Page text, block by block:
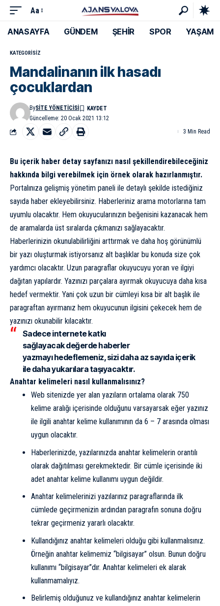
Aa
ANASAYFA GÜNDEM ŞEHİR SPOR YAŞAM
KATEGORISIZ
Mandalinanın ilk hasadı
çocuklardan
Güncelleme: 20 Ocak 2021 13:12
BySITE YÖNETICISI
3 Min Read
Bu içerik haber detay sayfanızı nasıl şekillendirebileceğiniz
hakkında bilgi verebilmek için örnek olarak hazırlanmıştır.
Portalınıza gelişmiş yönetim paneli ile detaylı şekilde istediğiniz
sayıda haber ekleyebilirsiniz. Haberleriniz arama motorlarına tam
uyumlu olacaktır. Hem okuyucularınızın beğenisini kazanacak hem
de aramalarda üst sıralarda çıkmanızı sağlayacaktır.
Haberlerinizin okunulabilirliğini arttırmak ve daha hoş görünümlü
bir yazı oluşturmak istiyorsanız alt başlıklar bu konuda size çok
yardımcı olacaktır. Uzun paragraflar okuyucuyu yoran ve ilgiyi
dağıtan yapılardır. Yazınızı parçalara ayırmak okuyucuya daha kısa
hedef vermektir. Yani çok uzun bir cümleyi kısa bir alt başlık ile
paragraftan ayırmanız hem okuyucunun ilgisini çekecek hem de
yazınızı okunabilir kılacaktır.
Sadece internete katkı
sağlayacak değerde haberler
yazmayı hedeflemeniz, sizi daha az sayıda içerik
ile daha yukarılara taşıyacaktır.
Anahtar kelimeleri nasıl kullanmalısınız?
Web sitenizde yer alan yazıların ortalama olarak 750
kelime aralığı içerisinde olduğunu varsayarsak eğer yazınız
ile ilgili anahtar kelime kullanımının da 6 – 7 arasında olması
uygun olacaktır.
Haberlerinizde, yazılarınızda anahtar kelimelerin orantılı
olarak dağıtılması gerekmektedir. Bir cümle içerisinde iki
adet anahtar kelime kullanımı uygun değildir.
Anahtar kelimelerinizi yazılarınız paragraflarında ilk
cümlede geçirmenizin ardından paragrafın sonuna doğru
tekrar geçirmeniz yararlı olacaktır.
Kullandığınız anahtar kelimeleri olduğu gibi kullanmalısınız.
Örneğin anahtar kelimemiz “bilgisayar” olsun. Bunun doğru
kullanımı “bilgisayar”dır. Anahtar kelimeleri ek alarak
kullanmamalıyız.
Belirlemiş olduğunuz ve kullandığınız anahtar kelimelerin